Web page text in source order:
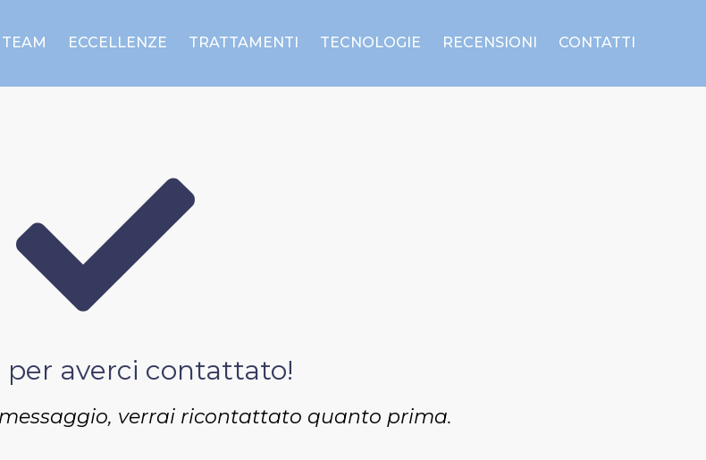
TEAM ECCELLENZE TRATTAMENTI TECNOLOGIE RECENSIONI CONTATTI
per averci contattato!
verrai ricontattato quanto prima.